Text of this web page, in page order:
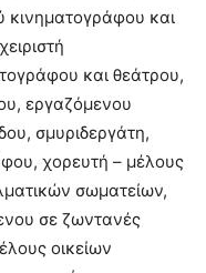
κινηματογράφου και
και θεάτρου,
εργαζόμενου
σμυριδεργάτη,
χορευτή – μέλους
σωματείων,
σε ζωντανές
οικείων